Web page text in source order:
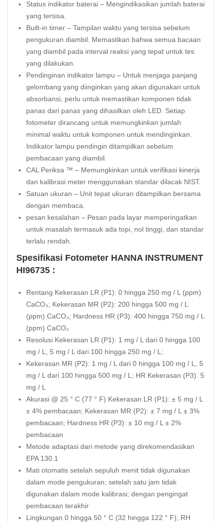
Status indikator baterai – Mengindikasikan jumlah baterai
yang tersisa.
Built-in timer – Tampilan waktu yang tersisa sebelum
pengukuran diambil. Memastikan bahwa semua bacaan
yang diambil pada interval reaksi yang tepat untuk tes
yang dilakukan.
Pendinginan indikator lampu – Untuk menjaga panjang
gelombang yang diinginkan yang akan digunakan untuk
absorbansi, perlu untuk memastikan komponen tidak
panas dari panas yang dihasilkan oleh LED. Setiap
fotometer dirancang untuk memungkinkan jumlah
minimal waktu untuk komponen untuk mendinginkan.
Indikator lampu pendingin ditampilkan sebelum
pembacaan yang diambil.
CAL Periksa ™ – Memungkinkan untuk verifikasi kinerja
dan kalibrasi meter menggunakan standar dilacak NIST.
Satuan ukuran – Unit tepat ukuran ditampilkan bersama
dengan membaca.
pesan kesalahan – Pesan pada layar memperingatkan
untuk masalah termasuk ada topi, nol tinggi, dan standar
terlalu rendah.
Spesifikasi Fotometer HANNA INSTRUMENT
HI96735 :
Rentang Kekerasan LR (P1): 0 hingga 250 mg / L (ppm)
CaCO₃; Kekerasan MR (P2): 200 hingga 500 mg / L
(ppm) CaCO₃; Hardness HR (P3): 400 hingga 750 mg / L
(ppm) CaCO₃
Resolusi Kekerasan LR (P1): 1 mg / L dari 0 hingga 100
mg / L, 5 mg / L dari 100 hingga 250 mg / L;
Kekerasan MR (P2): 1 mg / L dari 0 hingga 100 mg / L, 5
mg / L dari 100 hingga 500 mg / L; HR Kekerasan (P3): 5
mg / L
Akurasi @ 25 ° C (77 ° F) Kekerasan LR (P1): ± 5 mg / L
± 4% pembacaan; Kekerasan MR (P2): ± 7 mg / L ± 3%
pembacaan; Hardness HR (P3): ± 10 mg / L ± 2%
pembacaan
Metode adaptasi dari metode yang direkomendasikan
EPA 130.1
Mati otomatis setelah sepuluh menit tidak digunakan
dalam mode pengukuran; setelah satu jam tidak
digunakan dalam mode kalibrasi; dengan pengingat
pembacaan terakhir
Lingkungan 0 hingga 50 ° C (32 hingga 122 ° F); RH